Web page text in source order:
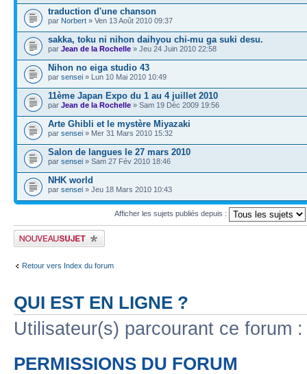
traduction d'une chanson
par Norbert » Ven 13 Août 2010 09:37
sakka, toku ni nihon daihyou chi-mu ga suki desu.
par Jean de la Rochelle » Jeu 24 Juin 2010 22:58
Nihon no eiga studio 43
par sensei » Lun 10 Mai 2010 10:49
11ème Japan Expo du 1 au 4 juillet 2010
par Jean de la Rochelle » Sam 19 Déc 2009 19:56
Arte Ghibli et le mystère Miyazaki
par sensei » Mer 31 Mars 2010 15:32
Salon de langues le 27 mars 2010
par sensei » Sam 27 Fév 2010 18:46
NHK world
par sensei » Jeu 18 Mars 2010 10:43
Afficher les sujets publiés depuis :
Publier un nouveau sujet
Retour vers Index du forum
QUI EST EN LIGNE ?
Utilisateur(s) parcourant ce forum
PERMISSIONS DU FORUM